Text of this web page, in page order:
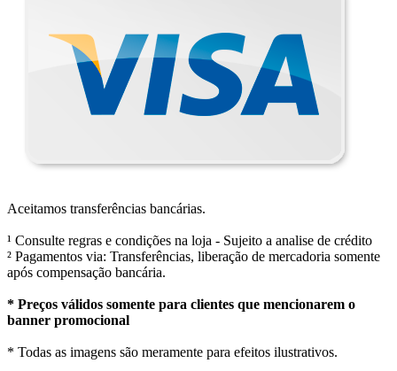
Aceitamos transferências bancárias.
¹ Consulte regras e condições na loja - Sujeito a analise de crédito
² Pagamentos via: Transferências, liberação de mercadoria somente
após compensação bancária.
* Preços válidos somente para clientes que mencionarem o
banner promocional
* Todas as imagens são meramente para efeitos ilustrativos.